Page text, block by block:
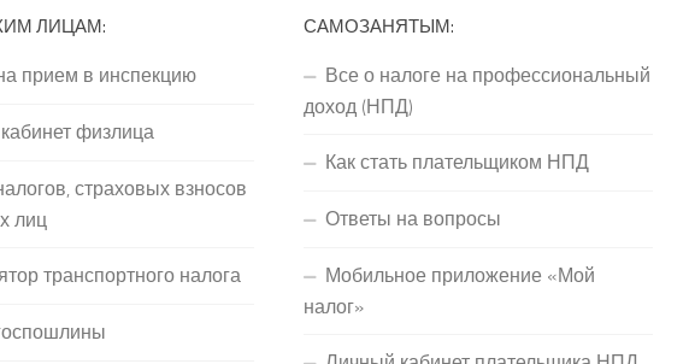
ЛИЦАМ:
прием в инспекцию
физлица
страховых взносов
лиц
транспортного налога
САМОЗАНЯТЫМ:
Все о налоге на профессиональный
доход (НПД)
Как стать плательщиком НПД
Ответы на вопросы
Мобильное приложение «Мой
налог»